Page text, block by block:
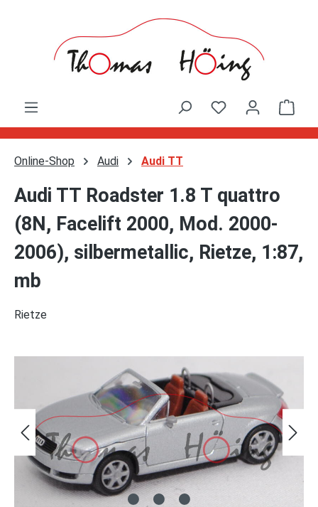
Online-Shop Audi Audi TT
Audi TT Roadster 1.8 T quattro
(8N, Facelift 2000, Mod. 2000-
2006), silbermetallic, Rietze, 1:87,
mb
Rietze
Bildergalerie überspringen